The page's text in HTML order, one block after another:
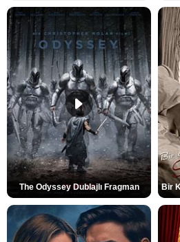
The Odyssey Dublajlı Fragman